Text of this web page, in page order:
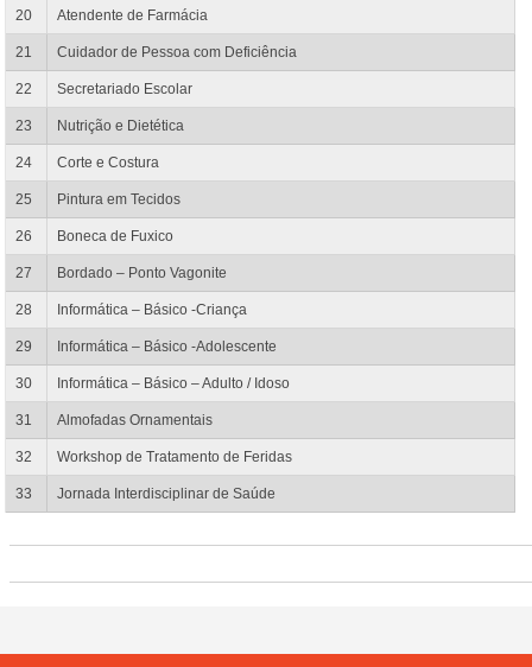
20 Atendente de Farmácia
21 Cuidador de Pessoa com Deficiência
22 Secretariado Escolar
23 Nutrição e Dietética
24 Corte e Costura
25 Pintura em Tecidos
26 Boneca de Fuxico
27 Bordado – Ponto Vagonite
28 Informática – Básico -Criança
29 Informática – Básico -Adolescente
30 Informática – Básico – Adulto / Idoso
31 Almofadas Ornamentais
32 Workshop de Tratamento de Feridas
33 Jornada Interdisciplinar de Saúde